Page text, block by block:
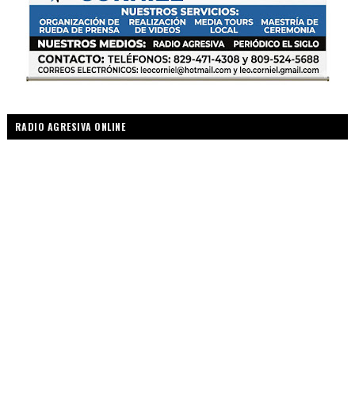
RADIO AGRESIVA ONLINE